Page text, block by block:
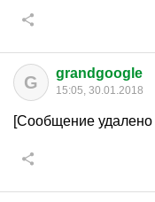
G grandgoogle
15:05, 30.01.2018
[Сообщение удалено